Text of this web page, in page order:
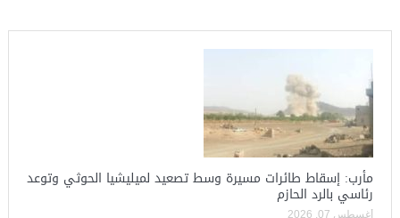
مأرب: إسقاط طائرات مسيرة وسط تصعيد لميليشيا الحوثي وتوعد
رئاسي بالرد الحازم
أغسطس 07, 2026